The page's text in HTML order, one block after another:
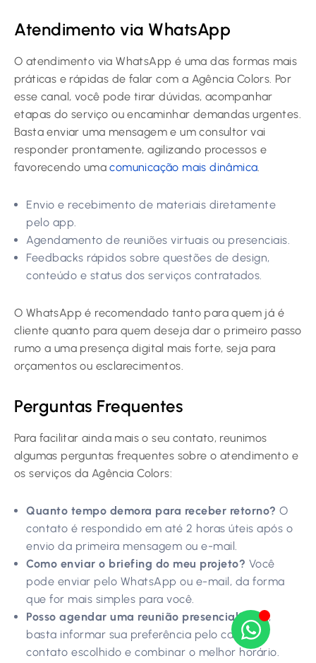
Atendimento via WhatsApp
O atendimento via WhatsApp é uma das formas mais
práticas e rápidas de falar com a Agência Colors. Por
esse canal, você pode tirar dúvidas, acompanhar
etapas do serviço ou encaminhar demandas urgentes.
Basta enviar uma mensagem e um consultor vai
responder prontamente, agilizando processos e
favorecendo umacomunicação mais dinâmica.
Envio e recebimento de materiais diretamente
pelo app.
Agendamento de reuniões virtuais ou presenciais.
Feedbacks rápidos sobre questões de design,
conteúdo e status dos serviços contratados.
O WhatsApp é recomendado tanto para quem já é
cliente quanto para quem deseja dar o primeiro passo
rumo a uma presença digital mais forte, seja para
orçamentos ou esclarecimentos.
Perguntas Frequentes
Para facilitar ainda mais o seu contato, reunimos
algumas perguntas frequentes sobre o atendimento e
os serviços da Agência Colors:
Quanto tempo demora para receber retorno? O
contato é respondido em até 2 horas úteis após o
envio da primeira mensagem ou e-mail.
Como enviar o briefing do meu projeto? Você
pode enviar pelo WhatsApp ou e-mail, da forma
que for mais simples para você.
Posso agendar uma reunião presencial? Sim,
basta informar sua preferência pelo canal de
contato escolhido e combinar o melhor horário.